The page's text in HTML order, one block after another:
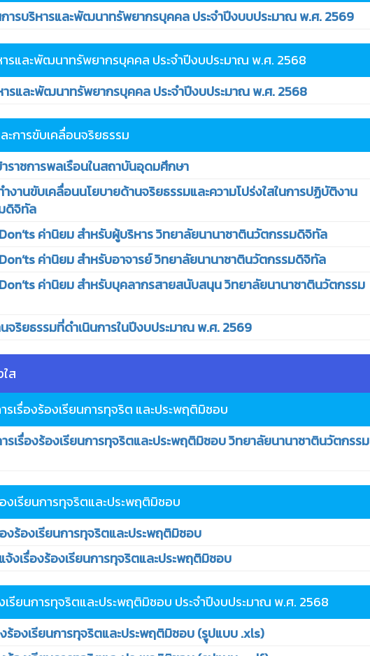
รบริหารและพัฒนาทรัพยากรบุคคล ประจําปีงบบประมาณ พ.ศ. 2569
ารและพัฒนาทรัพยากรบุคคล ประจำปีงบประมาณ พ.ศ. 2568
รและพัฒนาทรัพยากรบุคคล ประจำปีงบประมาณ พ.ศ. 2568
ะการขับเคลื่อนจริยธรรม
าชการพลเรือนในสถาบันอุดมศึกษา
นขับเคลื่อนนโยบายด้านจริยธรรมและความโปร่งใสในการปฏิบัติงาน
ดิจิทัล
ค่านิยม สำหรับผู้บริหาร วิทยาลัยนานาชาตินวัตกรรมดิจิทัล
ค่านิยม สำหรับอาจารย์ วิทยาลัยนานาชาตินวัตกรรมดิจิทัล
ค่านิยม สำหรับบุคลากรสายสนับสนุน วิทยาลัยนานาชาตินวัตกรรม
ริยธรรมที่ดำเนินการในปีงบประมาณ พ.ศ. 2569
ส
เรื่องร้องเรียนการทุจริต และประพฤติมิชอบ
รื่องร้องเรียนการทุจริตและประพฤติมิชอบ วิทยาลัยนานาชาตินวัตกรรม
งเรียนการทุจริตและประพฤติมิชอบ
ร้องเรียนการทุจริตและประพฤติมิชอบ
เรื่องร้องเรียนการทุจริตและประพฤติมิชอบ
เรียนการทุจริตและประพฤติมิชอบ ประจำปีงบประมาณ พ.ศ. 2568
องเรียนการทุจริตและประพฤติมิชอบ (รูุปแบบ .xls)